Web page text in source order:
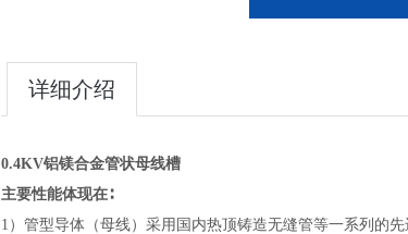
详细介绍
0.4KV铝镁合金管状母线槽
主要性能体现在∶
1）管型导体（母线）采用国内热顶铸造无缝管等一系列的